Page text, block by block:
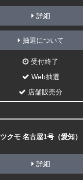
詳細
抽選について
受付終了
Web抽選
店舗販売分
ツクモ 名古屋1号（愛知）
詳細